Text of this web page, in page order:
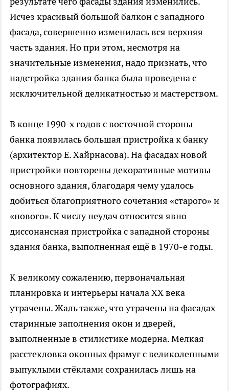
Исчез красивый большой балкон с западного
фасада, совершенно изменилась вся верхняя
часть здания. Но при этом, несмотря на
значительные изменения, надо признать, что
надстройка здания банка была проведена с
исключительной деликатностью и мастерством.
В конце 1990-х годов с восточной стороны
банка появилась большая пристройка к банку
(архитектор Е. Хайрнасова). На фасадах новой
пристройки повторены декоративные мотивы
основного здания, благодаря чему удалось
добиться благоприятного сочетания «старого» и
«нового». К числу неудач относится явно
диссонансная пристройка с западной стороны
здания банка, выполненная ещё в 1970-е годы.
К великому сожалению, первоначальная
планировка и интерьеры начала ХХ века
утрачены. Жаль также, что утрачены на фасадах
старинные заполнения окон и дверей,
выполненные в стилистике модерна. Мелкая
расстекловка оконных фрамуг с великолепными
выпуклыми стёклами сохранилась лишь на
фотографиях.